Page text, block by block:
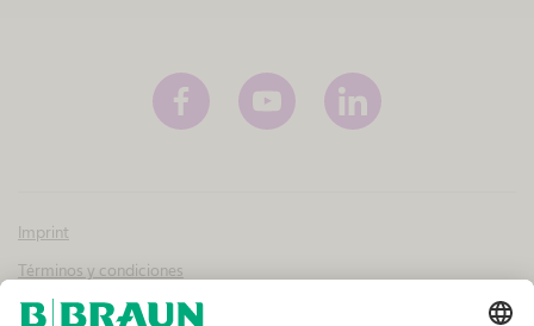
Imprint
Términos y condiciones
Aviso legal y condiciones de uso